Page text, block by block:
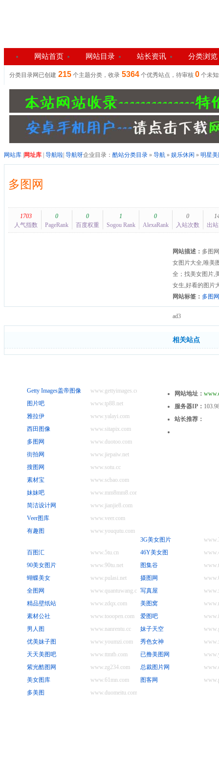
网站首页 网站目录 站长资讯 分类浏览
分类目录网已创建 215 个主题分类，收录 5364 个优秀站点，待审核 0 个未
网站库 网址库 导航啦 导航呀企业目录： 酷站分类目录 » 导航 » 娱乐休闲 » 明星
多图网
1703
人气指数
0
PageRank
0
百度权重
1
Sogou Rank
0
AlexaRank
0
入站次数
出
网站地址：
服务器IP：
站长推荐：
网站描述： 多图
女图片大全,唯美
全；找美女图片,
女生,好看的图片
网站标签： 多图网
ad3
相关站点
www.gettyimages.com
Getty Images盖帝图像
www.tp88.net
图片吧
www.yalayi.com
雅拉伊
www.sitapix.com
西田图像
www.duotoo.com
多图网
www.jiepaiw.net
街拍网
www.sotu.cc
搜图网
www.scbao.com
素材宝
www.mm8mm8.com
妹妹吧
www.jianjie8.com
简洁设计网
www.veer.com
Veer图库
www.youqutu.com
有趣图
3G美女图片
www.5tu.cn
百图汇
46Y美女图
www.90tu.net
90美女图片
图集谷
www.pulasi.net
蝴蝶美女
摄图网
www.quantuwang.cc
全图网
写真屋
www.zdqx.com
精品壁纸站
美图窝
www.tooopen.com
素材公社
爱图吧
www.nanrentu.cc
男人图
妹子天空
www.youmzi.com
优美妹子图
秀色女神
www.ttmtb.com
天天美图吧
已撸美图网
www.zg234.com
紫光酷图网
总裁图片网
www.61mn.com
美女图库
图客网
www.duomeitu.com
多美图